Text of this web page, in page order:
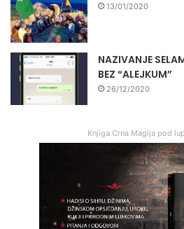
13/01/2020
NAZIVANJE
BEZ “ALEJKUM”
26/12/2020
Knjiga Crna Magija pod